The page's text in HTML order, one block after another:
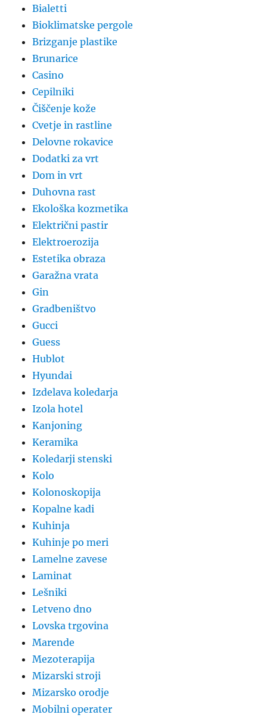
Bialetti
Bioklimatske pergole
Brizganje plastike
Brunarice
Casino
Cepilniki
Čiščenje kože
Cvetje in rastline
Delovne rokavice
Dodatki za vrt
Dom in vrt
Duhovna rast
Ekološka kozmetika
Električni pastir
Elektroerozija
Estetika obraza
Garažna vrata
Gin
Gradbeništvo
Gucci
Guess
Hublot
Hyundai
Izdelava koledarja
Izola hotel
Kanjoning
Keramika
Koledarji stenski
Kolo
Kolonoskopija
Kopalne kadi
Kuhinja
Kuhinje po meri
Lamelne zavese
Laminat
Lešniki
Letveno dno
Lovska trgovina
Marende
Mezoterapija
Mizarski stroji
Mizarsko orodje
Mobilni operater